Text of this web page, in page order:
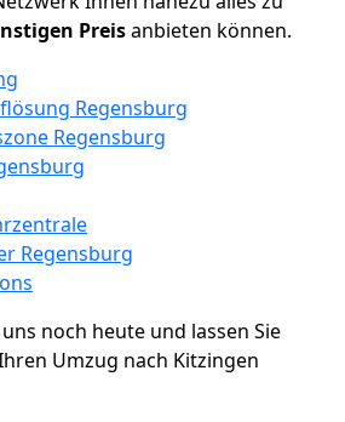
Preisanbieten können.
Regensburg
Regensburg
Regensburg
noch heute und lassen Sie
Umzug nach Kitzingen